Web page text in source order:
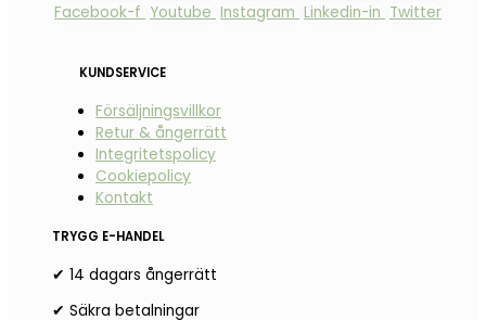
Facebook-f Youtube Instagram Linkedin-in Twitter
KUNDSERVICE
Försäljningsvillkor
Retur & ångerrätt
Integritetspolicy
Cookiepolicy
Kontakt
TRYGG E-HANDEL
✔ 14 dagars ångerrätt
✔ Säkra betalningar